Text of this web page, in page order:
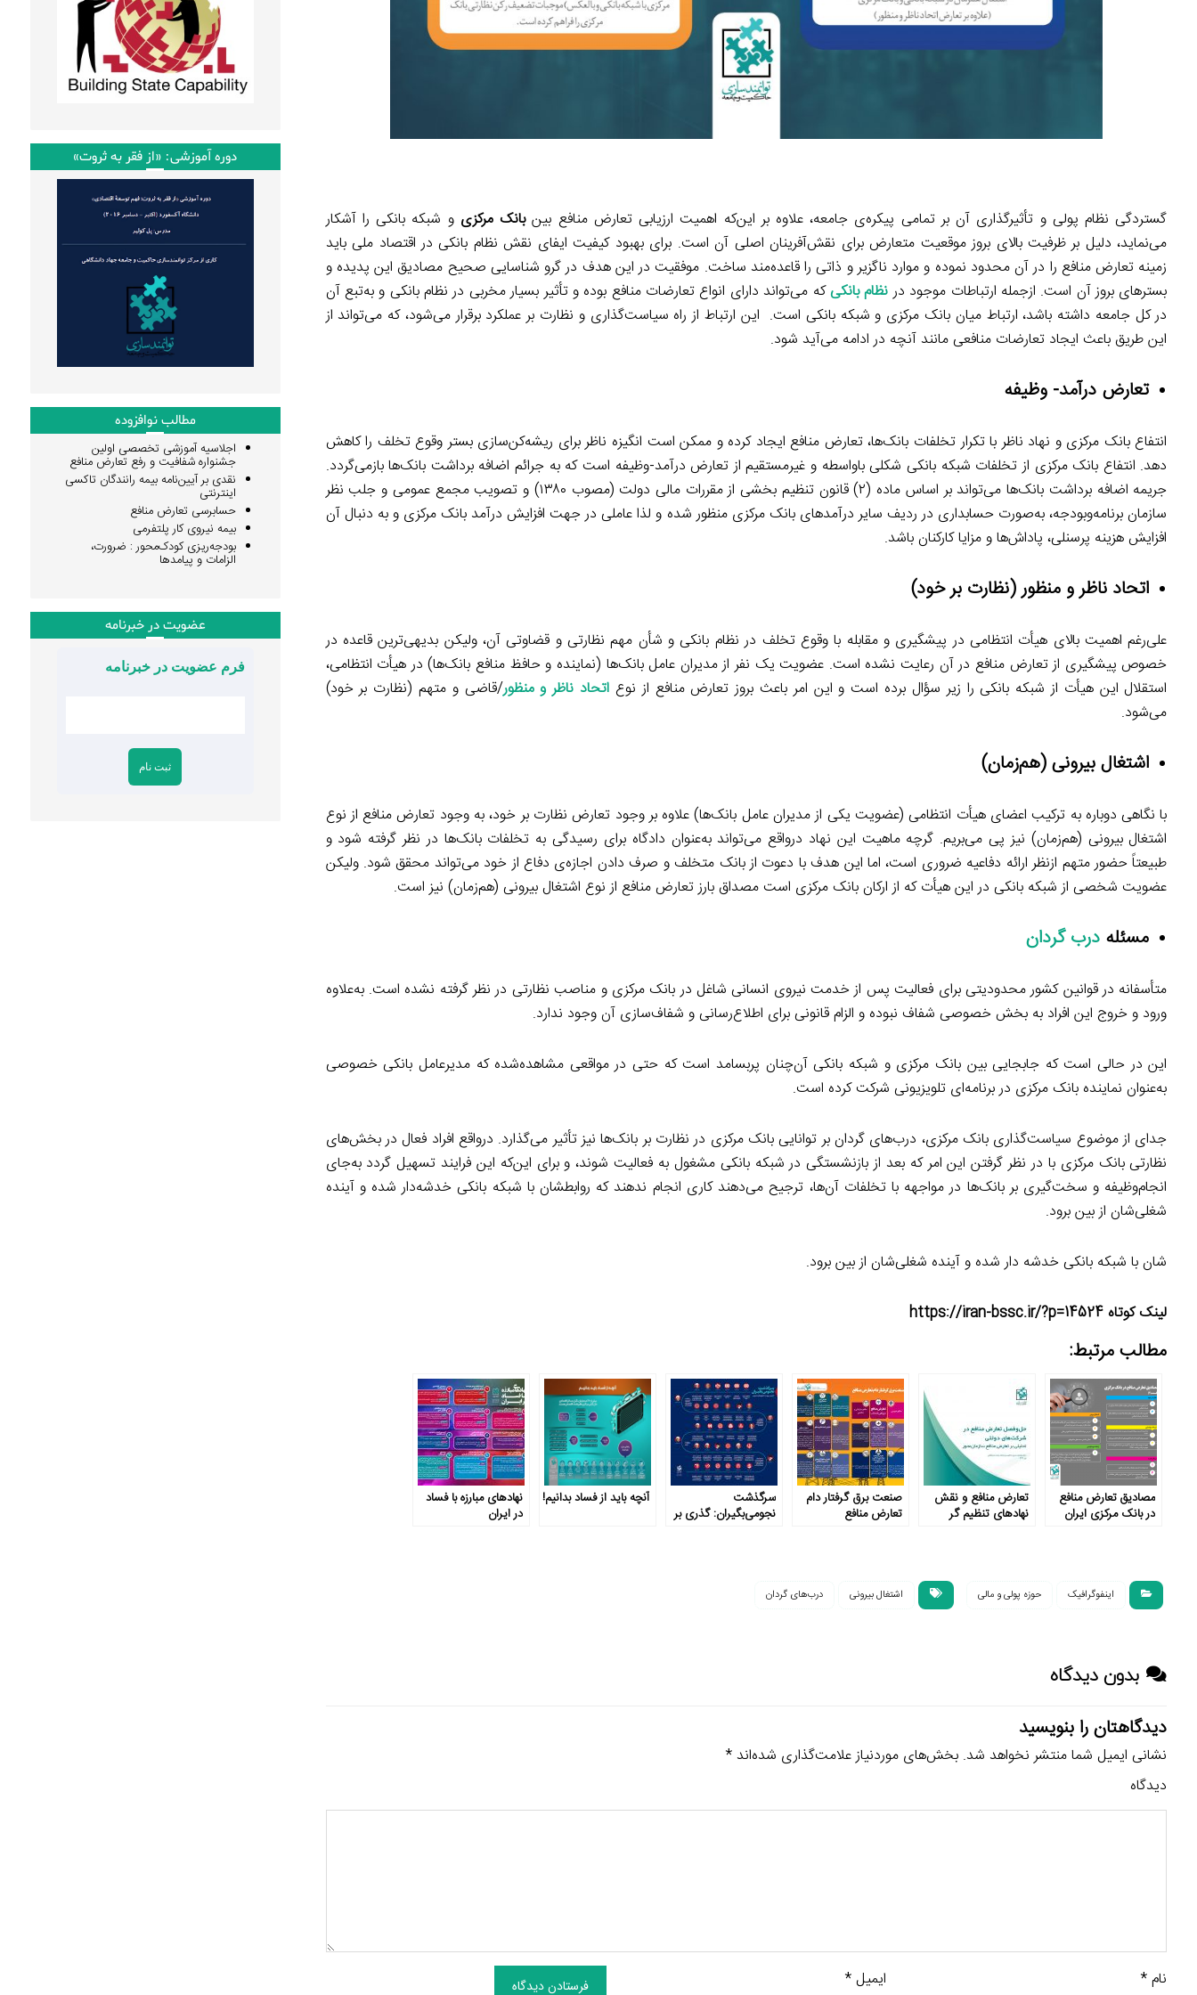
گستردگی نظام پولی و تأثیرگذاری آن بر تمامی پیکره‌ی جامعه، علاوه بر این‌که اهمیت ارزیابی تعارض منافع بینبانک مرکزی و شبکه بانکی را آشکار
می‌نماید، دلیل بر ظرفیت بالای بروز موقعیت متعارض برای نقش‌آفرینان اصلی آن است. برای بهبود کیفیت ایفای نقش نظام بانکی در اقتصاد ملی باید
زمینه تعارض منافع را در آن محدود نموده و موارد ناگزیر و ذاتی را قاعده‌مند ساخت. موفقیت در این هدف در گرو شناسایی صحیح مصادیق این پدیده و
بسترهای بروز آن است. ازجمله ارتباطات موجود درنظام بانکیکه می‌تواند دارای انواع تعارضات منافع بوده و تأثیر بسیار مخربی در نظام بانکی و به‌تبع آن
در کل جامعه داشته باشد، ارتباط میان بانک مرکزی و شبکه بانکی است. این ارتباط از راه سیاست‌گذاری و نظارت بر عملکرد برقرار می‌شود، که می‌تواند از
این طریق باعث ایجاد تعارضات منافعی مانند آنچه در ادامه می‌آید شود.
تعارض درآمد- وظیفه
انتفاع بانک مرکزی و نهاد ناظر با تکرار تخلفات بانک‌ها، تعارض منافع ایجاد کرده و ممکن است انگیزه ناظر برای ریشه‌کن‌سازی بستر وقوع تخلف را کاهش
دهد. انتفاع بانک مرکزی از تخلفات شبکه بانکی شکلی باواسطه و غیرمستقیم از تعارض درآمد-وظیفه است که به جرائم اضافه برداشت بانک‌ها بازمی‌گردد.
جریمه اضافه برداشت بانک‌ها می‌تواند بر اساس ماده (۲) قانون تنظیم بخشی از مقررات مالی دولت (مصوب ۱۳۸۰) و تصویب مجمع عمومی و جلب نظر
سازمان برنامه‌وبودجه، به‌صورت حسابداری در ردیف سایر درآمدهای بانک مرکزی منظور شده و لذا عاملی در جهت افزایش درآمد بانک مرکزی و به دنبال آن
افزایش هزینه پرسنلی، پاداش‌ها و مزایا کارکنان باشد.
اتحاد ناظر و منظور (نظارت بر خود)
علی‌رغم اهمیت بالای هیأت انتظامی در پیشگیری و مقابله با وقوع تخلف در نظام بانکی و شأن مهم نظارتی و قضاوتی آن، ولیکن بدیهی‌ترین قاعده در
خصوص پیشگیری از تعارض منافع در آن رعایت نشده است. عضویت یک نفر از مدیران عامل بانک‌ها (نماینده و حافظ منافع بانک‌ها) در هیأت انتظامی،
استقلال این هیأت از شبکه بانکی را زیر سؤال برده است و این امر باعث بروز تعارض منافع از نوع اتحاد ناظر و منظور/قاضی و متهم (نظارت بر خود)
می‌شود.
اشتغال بیرونی (هم‌زمان)
با نگاهی دوباره به ترکیب اعضای هیأت انتظامی (عضویت یکی از مدیران عامل بانک‌ها) علاوه بر وجود تعارض نظارت بر خود، به وجود تعارض منافع از نوع
اشتغال بیرونی (هم‌زمان) نیز پی می‌بریم. گرچه ماهیت این نهاد درواقع می‌تواند به‌عنوان دادگاه برای رسیدگی به تخلفات بانک‌ها در نظر گرفته شود و
طبیعتاً حضور متهم ازنظر ارائه دفاعیه ضروری است، اما این هدف با دعوت از بانک متخلف و صرف دادن اجازه‌ی دفاع از خود می‌تواند محقق شود. ولیکن
عضویت شخصی از شبکه بانکی در این هیأت که از ارکان بانک مرکزی است مصداق بارز تعارض منافع از نوع اشتغال بیرونی (هم‌زمان) نیز است.
مسئله درب گردان
متأسفانه در قوانین کشور محدودیتی برای فعالیت پس از خدمت نیروی انسانی شاغل در بانک مرکزی و مناصب نظارتی در نظر گرفته نشده است. به‌علاوه
ورود و خروج این افراد به بخش خصوصی شفاف نبوده و الزام قانونی برای اطلاع‌رسانی و شفاف‌سازی آن وجود ندارد.
این در حالی است که جابجایی بین بانک مرکزی و شبکه بانکی آن‌چنان پربسامد است که حتی در مواقعی مشاهده‌شده که مدیرعامل بانکی خصوصی
به‌عنوان نماینده بانک مرکزی در برنامه‌ای تلویزیونی شرکت کرده است.
جدای از موضوع سیاست‌گذاری بانک مرکزی، درب‌های گردان بر توانایی بانک مرکزی در نظارت بر بانک‌ها نیز تأثیر می‌گذارد. درواقع افراد فعال در بخش‌های
نظارتی بانک مرکزی با در نظر گرفتن این امر که بعد از بازنشستگی در شبکه بانکی مشغول به فعالیت شوند، و برای این‌که این فرایند تسهیل گردد به‌جای
انجام‌وظیفه و سخت‌گیری بر بانک‌ها در مواجهه با تخلفات آن‌ها، ترجیح می‌دهند کاری انجام ندهند که روابطشان با شبکه بانکی خدشه‌دار شده و آینده
شغلی‌شان از بین برود.
شان با شبکه بانکی خدشه­ دار شده و آینده شغلی‌شان از بین برود.
لینک کوتاه https://iran-bssc.ir/?p=14524
مطالب مرتبط:
مصادیق تعارض منافع
در بانک مرکزی ایران
تعارض منافع و نقش
نهادهای تنظیم گر
صنعت برق گرفتار دام
تعارض منافع
سرگذشت
نجومی‌بگیران: گذری بر
آنچه باید از فساد بدانیم!
نهادهای مبارزه با فساد
در ایران
اینفوگرافیک حوزه پولی و مالی اشتغال بیرونی درب‌های گردان
بدون دیدگاه
دیدگاهتان را بنویسید
نشانی ایمیل شما منتشر نخواهد شد. بخش‌های موردنیاز علامت‌گذاری شده‌اند*
دیدگاه
نام* ایمیل* فرستادن دیدگاه
دوره آموزشی: «از فقر به ثروت»
مطالب نوافزوده
اجلاسیه آموزشی تخصصی اولین
جشنواره شفافیت و رفع تعارض منافع
نقدی بر آیین‌نامه بیمه رانندگان تاکسی
اینترنتی
حسابرسی تعارض منافع
بیمه نیروی کار پلتفرمی
بودجه‌ریزی کودک‌محور : ضرورت،
الزامات و پیامدها
عضویت در خبرنامه
فرم عضویت در خبرنامه